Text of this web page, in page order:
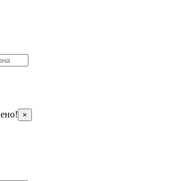
×